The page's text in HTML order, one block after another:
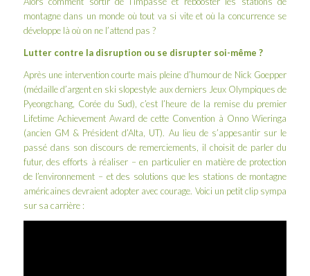
montagne dans un monde où tout va si vite et où la concurrence se
développe là où on ne l’attend pas ?
Lutter contre la disruption ou se disrupter soi-même ?
Après une intervention courte mais pleine d’humour de Nick Goepper
(médaille d’argent en ski slopestyle aux derniers Jeux Olympiques de
Pyeongchang, Corée du Sud), c’est l’heure de la remise du premier
Lifetime Achievement Award de cette Convention à Onno Wieringa
(ancien GM & Président d’Alta, UT). Au lieu de s’appesantir sur le
passé dans son discours de remerciements, il choisit de parler du
futur, des efforts à réaliser – en particulier en matière de protection
de l’environnement – et des solutions que les stations de montagne
américaines devraient adopter avec courage. Voici un petit clip sympa
sur sa carrière :